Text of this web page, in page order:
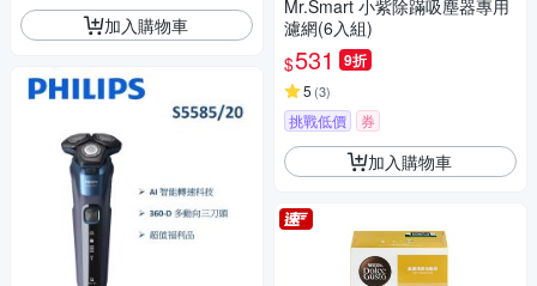
加入購物車
Mr.Smart 小紫除蹣吸塵器專用
濾網(6入組)
$531 9折
5 (3)
挑戰低價 券
加入購物車